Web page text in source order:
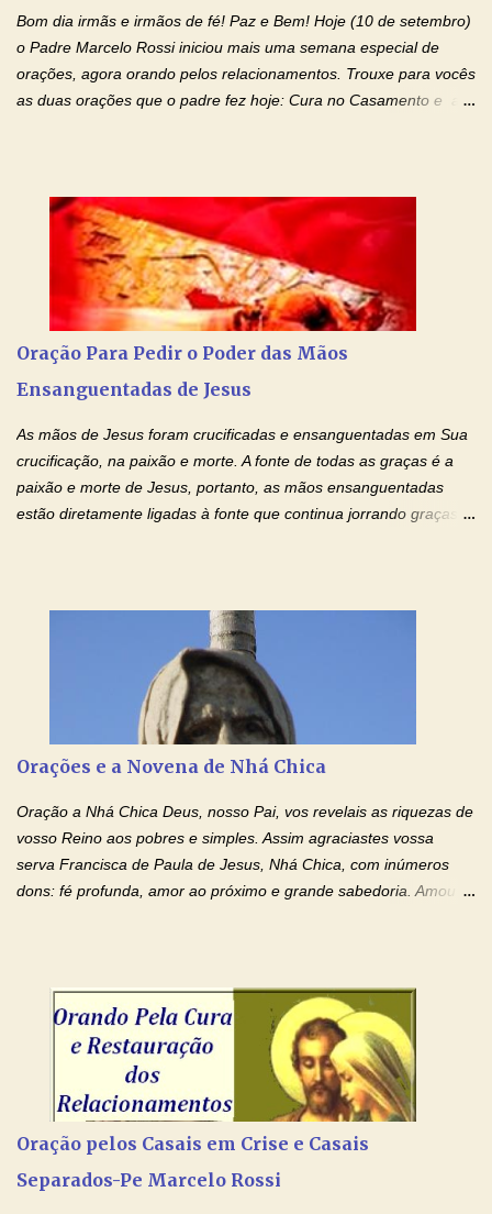
os laços...
Bom dia irmãs e irmãos de fé! Paz e Bem! Hoje (10 de setembro)
o Padre Marcelo Rossi iniciou mais uma semana especial de
orações, agora orando pelos relacionamentos. Trouxe para vocês
as duas orações que o padre fez hoje: Cura no Casamento e a
com o Momento de Fé. Que Deus abençoe e que todo
relacionamento seja fortalecido e curado no amor Ágape de
Jesus. Adriana-Devoção e Fé Mensagem do Padre Marcelo Rossi
em seu Facebook: Amados, iniciamos uma semana para orar
pelos relacionamentos. Diz a Bíblia sagrada: "O amor é paciente,
de orgulho. Nada faz de inconveniente, não procura o seu próprio
interesse, não se irrita, não guarda rancor. Não se alegra com a
Oração Para Pedir o Poder das Mãos
Ensanguentadas de Jesus
As mãos de Jesus foram crucificadas e ensanguentadas em Sua
crucificação, na paixão e morte. A fonte de todas as graças é a
paixão e morte de Jesus, portanto, as mãos ensanguentadas
estão diretamente ligadas à fonte que continua jorrando graças
ensanguentadas, chagadas e abertas, sobre mim, neste
momento. Sinto-me completamente sem forças para prosseguir,
carregando as minhas cruzes. Preciso que a força e o poder de
Tuas Mãos, que suportaram a mais profunda dor ao serem
pregadas na Cruz, reergam-me e curem-me agora. Jesus, não
amo. Nós precisamos desesperadamente de cura física e
espiritual, através do toque consolador de tuas Mãos
ensanguentadas e infinitamente poderosas. Eu reconheço,
apesar de toda a minha limitação e da infinidade dos meus ...
Orações e a Novena de Nhá Chica
Oração a Nhá Chica Deus, nosso Pai, vos revelais as riquezas de
vosso Reino aos pobres e simples. Assim agraciastes vossa
serva Francisca de Paula de Jesus, Nhá Chica, com inúmeros
dons: fé profunda, amor ao próximo e grande sabedoria. Amou a
Senhor Jesus Cristo, vosso Filho, na unidade do Espírito Santo.
Amém. Novena a Nhá Chica (Oração para obter os favores
celestiais através da intercessão da Serva de Deus Nhá Chica)
(Rezar durante nove dias seguidos ou intercalados) Nhá Chica,
recorro a vós como intercessora entre a Bondade Divina e as
entregueis nas mãos do Santíssimo o meu pedido urgente (Fazer
o pedido). Acolhei, Nhá Chica, no vosso coração bondoso as
Oração pelos Casais em Crise e Casais
Separados-Pe Marcelo Rossi